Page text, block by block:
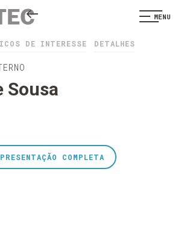
MENU
DE INTERESSE DETALHES
Sousa
COMPLETA